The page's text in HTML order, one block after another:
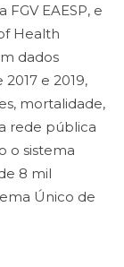
EAESP, e
Health
dados
e 2019,
mortalidade,
rede pública
o sistema
8 mil
Único de